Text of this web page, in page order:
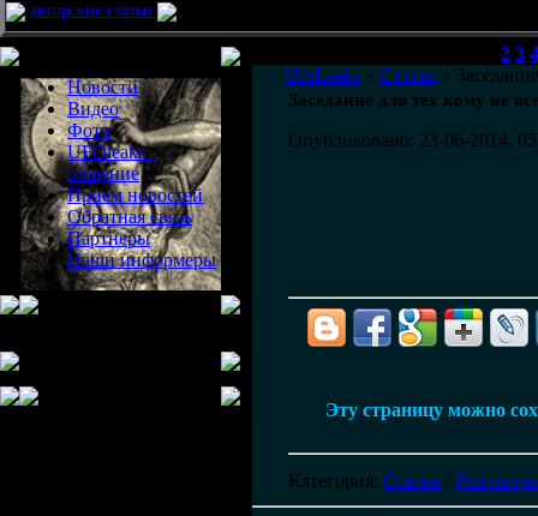
авторские статьи
Новости
Видео
Фото
UFOleaks -
общение
Прием новостей
Обратная связь
Партнеры
Наши информеры
2 3
UfoLeaks » Статьи »
Заседание для тех кому не
Опубликовано: 23-06-2014,
Эту страницу можно
Категория: Статьи /